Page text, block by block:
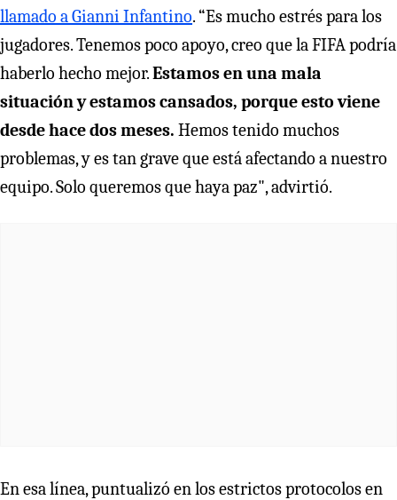
llamado a Gianni Infantino. “Es mucho estrés para los
jugadores. Tenemos poco apoyo, creo que la FIFA podría
haberlo hecho mejor.Estamos en una mala
situación y estamos cansados, porque esto viene
desde hace dos meses. Hemos tenido muchos
problemas, y es tan grave que está afectando a nuestro
equipo. Solo queremos que haya paz", advirtió.
En esa línea, puntualizó en los estrictos protocolos en